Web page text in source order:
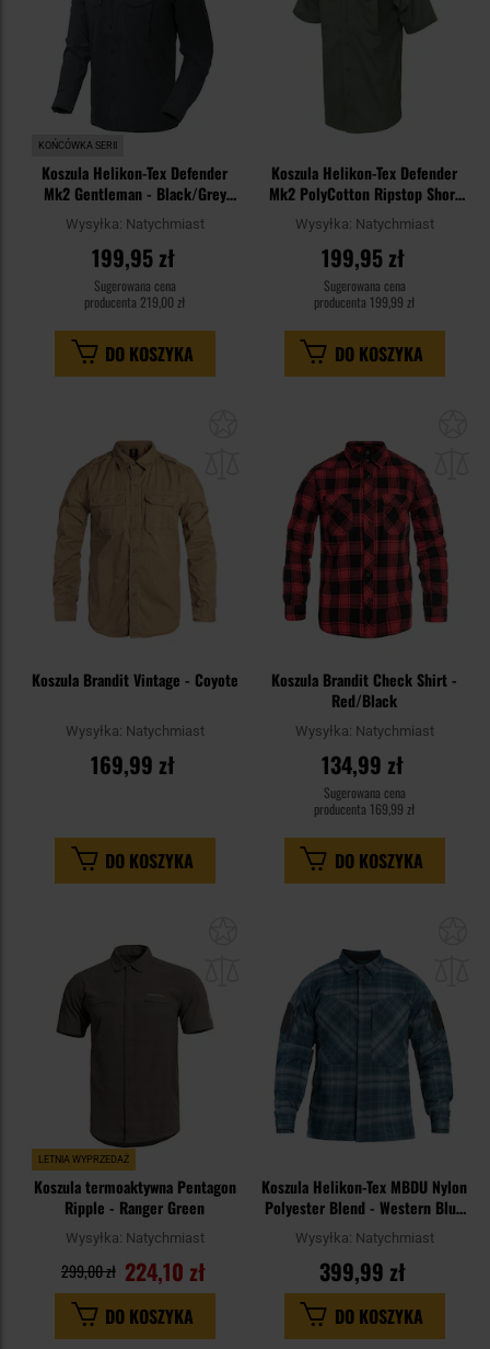
KOŃCÓWKA SERII
Koszula Helikon-Tex Defender
Mk2 Gentleman - Black/Grey
Melange
Wysyłka: Natychmiast
199,95 zł
Sugerowana cena
producenta 219,00 zł
DO KOSZYKA
Koszula Helikon-Tex Defender
Mk2 PolyCotton Ripstop Short
Sleeve - Olive Green
Wysyłka: Natychmiast
199,95 zł
Sugerowana cena
producenta 199,99 zł
DO KOSZYKA
schowka
Koszula Brandit Vintage - Coyote
Wysyłka: Natychmiast
169,99 zł
DO KOSZYKA
Koszula Brandit Check Shirt -
Red/Black
Wysyłka: Natychmiast
134,99 zł
Sugerowana cena
producenta 169,99 zł
DO KOSZYKA
schowka
LETNIA WYPRZEDAŻ
Koszula termoaktywna Pentagon
Ripple - Ranger Green
Wysyłka: Natychmiast
224,10 zł
299,00 zł
DO KOSZYKA
Koszula Helikon-Tex MBDU Nylon
Polyester Blend - Western Blue
Plaid
Wysyłka: Natychmiast
399,99 zł
DO KOSZYKA